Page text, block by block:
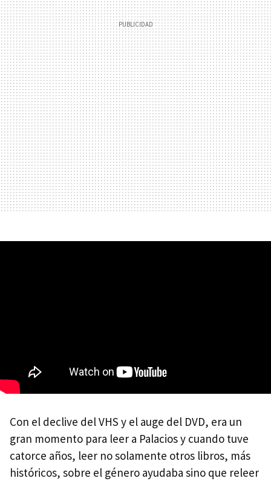
Con el declive delVHS y el auge del DVD, era un
gran momento para leer a Palacios y cuando tuve
catorce años, leer no solamente otros libros, más
históricos, sobre el género ayudaba sino que releer